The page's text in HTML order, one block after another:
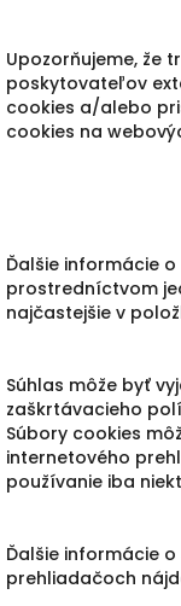
Upozorňujeme, že
poskytovateľov
cookies a/alebo
cookies na
Ďalšie informácie
prostredníctvom
najčastejšie v
Súhlas môže byť
zaškrtávacieho
Súbory cookies
internetového
používanie iba
Ďalšie informácie
prehliadačoch